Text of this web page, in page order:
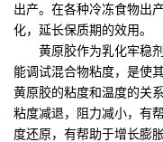
出产。在各种冷冻食物出
化，延长保质期的效用。
黄原胶作为乳化牢稳剂
能调试混合物粘度，是使
黄原胶的粘度和温度的关
粘度减退，阻力减小，有
度还原，有帮助于增长膨